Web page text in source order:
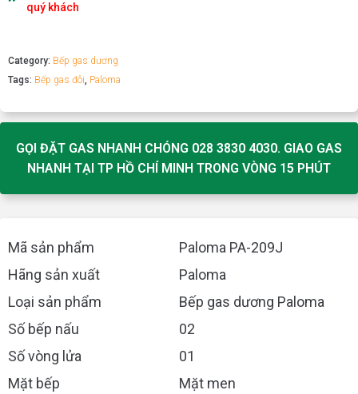
quý khách
Category: Bếp gas dương
Tags: Bếp gas đôi, Paloma
GỌI ĐẶT GAS NHANH CHÓNG 028 3830 4030. GIAO GAS
NHANH TẠI TP HỒ CHÍ MINH TRONG VÒNG 15 PHÚT
Mã sản phẩm
Paloma PA-209J
Hãng sản xuất
Paloma
Loại sản phẩm
Bếp gas dương Paloma
Số bếp nấu
02
Số vòng lửa
01
Mặt bếp
Mặt men